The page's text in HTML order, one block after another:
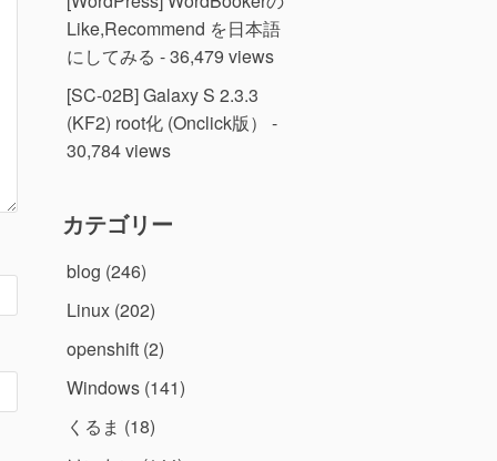
Like,Recommend を日本語
にしてみる - 36,479 views
[SC-02B] Galaxy S 2.3.3
(KF2) root化 (Onclick版）
-
30,784 views
カテゴリー
blog (246)
Linux (202)
openshift (2)
Windows (141)
くるま (18)